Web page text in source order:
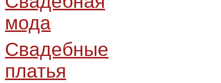
мода
Свадебные
платья